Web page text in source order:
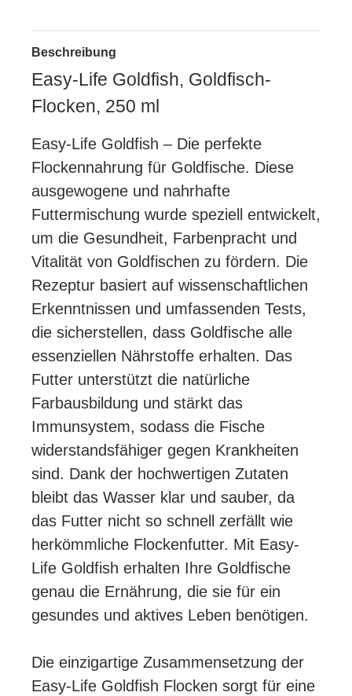
Beschreibung
Easy-Life Goldfish, Goldfisch-
Flocken, 250 ml
Easy-Life Goldfish – Die perfekte
Flockennahrung für Goldfische. Diese
ausgewogene und nahrhafte
Futtermischung wurde speziell entwickelt,
um die Gesundheit, Farbenpracht und
Vitalität von Goldfischen zu fördern. Die
Rezeptur basiert auf wissenschaftlichen
Erkenntnissen und umfassenden Tests,
die sicherstellen, dass Goldfische alle
essenziellen Nährstoffe erhalten. Das
Futter unterstützt die natürliche
Farbausbildung und stärkt das
Immunsystem, sodass die Fische
widerstandsfähiger gegen Krankheiten
sind. Dank der hochwertigen Zutaten
bleibt das Wasser klar und sauber, da
das Futter nicht so schnell zerfällt wie
herkömmliche Flockenfutter. Mit Easy-
Life Goldfish erhalten Ihre Goldfische
genau die Ernährung, die sie für ein
gesundes und aktives Leben benötigen.
Die einzigartige Zusammensetzung der
Easy-Life Goldfish Flocken sorgt für eine